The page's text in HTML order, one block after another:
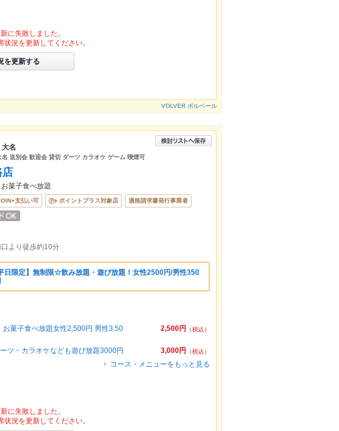
に失敗しました。
況を更新してください。
を更新する
VOLVER ボルベール
名
送別会 歓迎会 貸切 ダーツ カラオケ ゲーム 喫煙可
菓子食べ放題
支払い可 ポイントプラス対象店 適格請求書発行事業者
より徒歩約10分
日限定】無制限☆飲み放題・遊び放題！女性2500円/男性350
2,500円
（税込）
菓子食べ放題女性2,500円 男性3,50
3,000円
（税込）
ツ・カラオケなども遊び放題3000円
コース・メニューをもっと見る
に失敗しました。
況を更新してください。